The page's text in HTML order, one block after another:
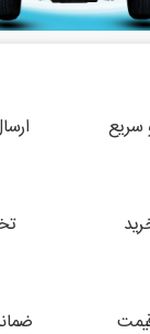
سریع